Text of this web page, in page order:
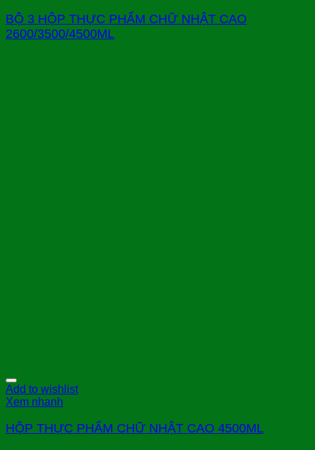
BỘ 3 HỘP THỰC PHẨM CHỮ NHẬT CAO
2600/3500/4500ML
Add to wishlist
Xem nhanh
HỘP THỰC PHẨM CHỮ NHẬT CAO 4500ML